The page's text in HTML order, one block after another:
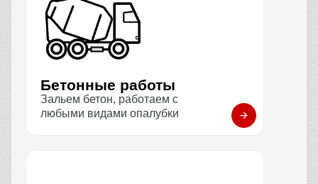
Бетонные работы
Зальем бетон, работаем с
любыми видами опалубки